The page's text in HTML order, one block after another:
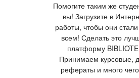
Помогите таким же
вы! Загрузите в
работы, чтобы они
всем! Сделать это
платформу
Принимаем курсовые,
рефераты и много